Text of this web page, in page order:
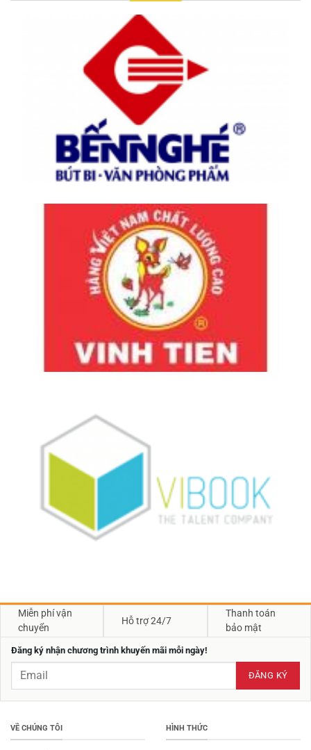
Miễn phí vận
chuyển
Hỗ trợ 24/7
Thanh toán
bảo mật
Đăng ký nhận chương trình khuyến mãi mỗi ngày!
VỀ CHÚNG TÔI HÌNH THỨC